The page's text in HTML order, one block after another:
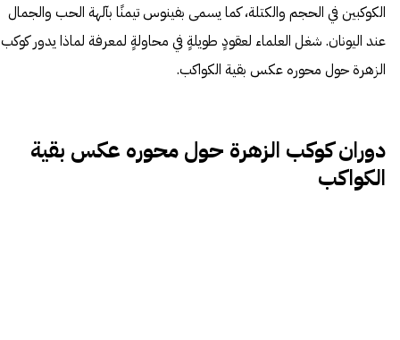
الكوكبين في الحجم والكتلة، كما يسمى بفينوس تيمنًا بآلهة الحب والجمال
عند اليونان. شغل العلماء لعقودٍ طويلةٍ في محاولةٍ لمعرفة لماذا يدور كوكب
الزهرة حول محوره عكس بقية الكواكب.
دوران كوكب الزهرة حول محوره عكس بقية
الكواكب